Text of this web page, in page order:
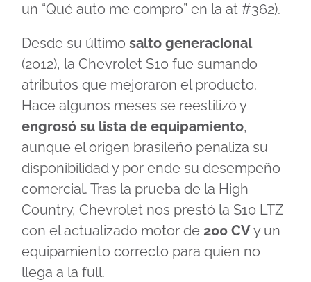
un “Qué auto me compro” en la at #362).
Desde su último salto generacional
(2012), la Chevrolet S10 fue sumando
atributos que mejoraron el producto.
Hace algunos meses se reestilizó y
engrosó su lista de equipamiento,
aunque el origen brasileño penaliza su
disponibilidad y por ende su desempeño
comercial. Tras la prueba de la High
Country, Chevrolet nos prestó la S10 LTZ
con el actualizado motor de 200 CVy un
equipamiento correcto para quien no
llega a la full.